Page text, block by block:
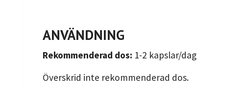
ANVÄNDNING
Rekommenderad dos: 1-2 kapslar/dag
Överskrid inte rekommenderad dos.